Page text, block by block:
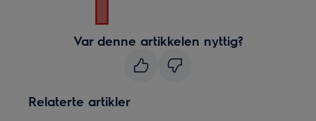
Var denne artikkelen nyttig?
Relaterte artikler